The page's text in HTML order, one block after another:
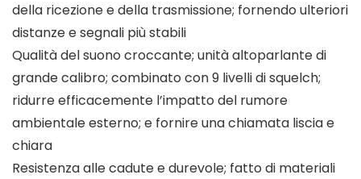
della ricezione e della trasmissione; fornendo ulteriori
distanze e segnali più stabili
Qualità del suono croccante; unità altoparlante di
grande calibro; combinato con 9 livelli di squelch;
ridurre efficacemente l’impatto del rumore
ambientale esterno; e fornire una chiamata liscia e
chiara
Resistenza alle cadute e durevole; fatto di materiali